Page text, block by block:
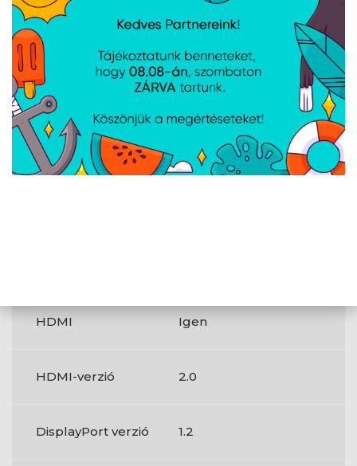
mennyisége
DisplayPort száma 1
Fejhallgató
kimenetek
1
HDMI Igen
HDMI-verzió 2.0
DisplayPort verzió 1.2